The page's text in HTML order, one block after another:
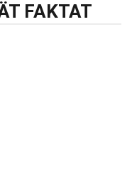
FAKTAT